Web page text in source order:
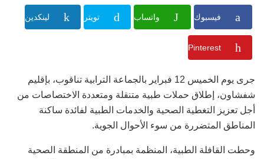
فيسبوك واتساب تويتر لينكدين
Pinterest
جرى يوم الخميس 12 فبراير بالجماعة الترابية تناقوب، بإقليم
شفشاون، إطلاق حملات طبية متنقلة ومتعددة الاختصاصات من
أجل تعزيز التغطية الصحية والخدمات الطبية لفائدة ساكنة
المناطق المتضررة من سوء الأحوال الجوية.
وحطت القافلة الطبية، المنظمة بمبادرة من المنطقة الصحية